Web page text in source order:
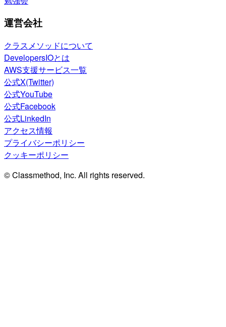
運営会社
クラスメソッドについて
DevelopersIOとは
AWS支援サービス一覧
公式X(Twitter)
公式YouTube
公式Facebook
公式LinkedIn
アクセス情報
プライバシーポリシー
クッキーポリシー
© Classmethod, Inc. All rights reserved.